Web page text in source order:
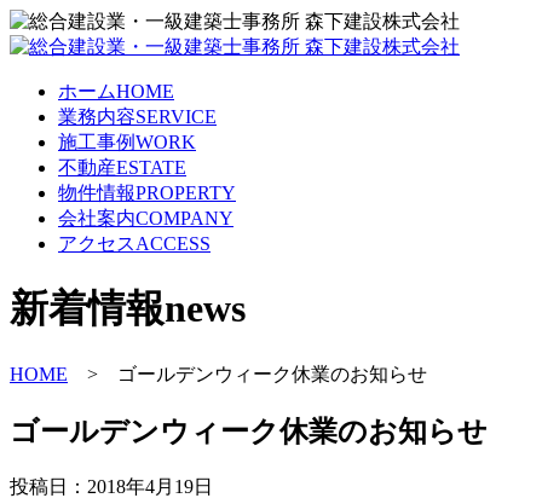
ホームHOME
業務内容SERVICE
施工事例WORK
不動産ESTATE
物件情報PROPERTY
会社案内COMPANY
アクセスACCESS
新着情報news
HOME > ゴールデンウィーク休業のお知らせ
ゴールデンウィーク休業のお知らせ
投稿日：2018年4月19日